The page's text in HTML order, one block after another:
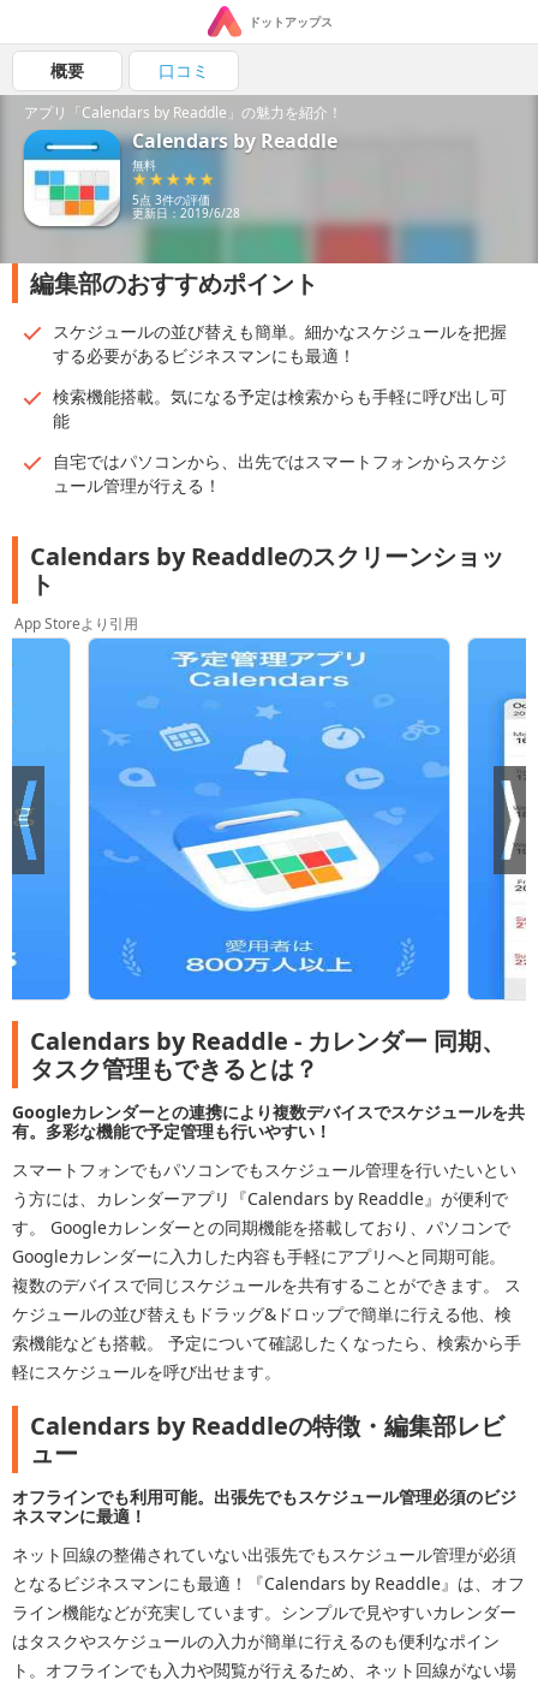
ドットアップス
概要 口コミ
アプリ「Calendars by Readdle」の魅力を紹介！
Calendars by Readdle
無料
5点 3件の評価
更新日：2019/6/28
編集部のおすすめポイント
スケジュールの並び替えも簡単。細かなスケジュールを把握
する必要があるビジネスマンにも最適！
検索機能搭載。気になる予定は検索からも手軽に呼び出し可
能
自宅ではパソコンから、出先ではスマートフォンからスケジ
ュール管理が行える！
Calendars by Readdleのスクリーンショッ
ト
App Storeより引用
Calendars by Readdle - カレンダー 同期、
タスク管理もできるとは？
Googleカレンダーとの連携により複数デバイスでスケジュールを共
有。多彩な機能で予定管理も行いやすい！
スマートフォンでもパソコンでもスケジュール管理を行いたいとい
う方には、カレンダーアプリ『Calendars by Readdle』が便利で
す。 Googleカレンダーとの同期機能を搭載しており、パソコンで
Googleカレンダーに入力した内容も手軽にアプリへと同期可能。
複数のデバイスで同じスケジュールを共有することができます。 ス
ケジュールの並び替えもドラッグ&ドロップで簡単に行える他、検
索機能なども搭載。 予定について確認したくなったら、検索から手
軽にスケジュールを呼び出せます。
Calendars by Readdleの特徴・編集部レビ
ュー
オフラインでも利用可能。出張先でもスケジュール管理必須のビジ
ネスマンに最適！
ネット回線の整備されていない出張先でもスケジュール管理が必須
となるビジネスマンにも最適！『Calendars by Readdle』は、オフ
ライン機能などが充実しています。シンプルで見やすいカレンダー
はタスクやスケジュールの入力が簡単に行えるのも便利なポイン
ト。オフラインでも入力や閲覧が行えるため、ネット回線がない場